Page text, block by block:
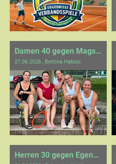
Damen 40 gegen Magstadt
27.06.2026 , Bettina Haboic
Herren 30 gegen Egenhausen